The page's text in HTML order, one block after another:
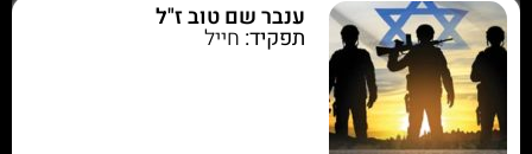
ענבר שם טוב ז"ל
תפקיד: חייל